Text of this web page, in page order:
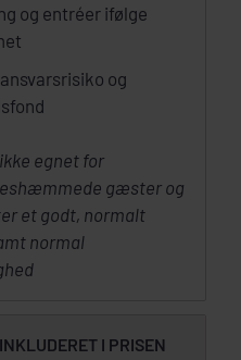
og entréer ifølge
og
egnet for
gæster og
et godt, normalt
normal
I PRISEN